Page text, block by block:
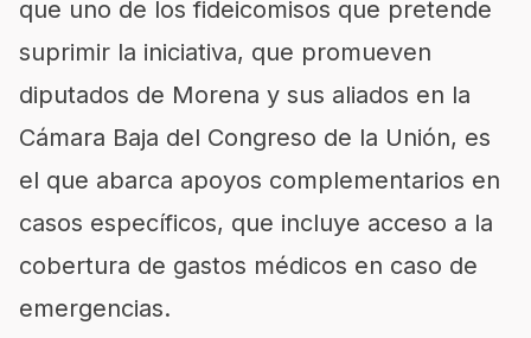
que uno de los fideicomisos que pretende
suprimir la iniciativa, que promueven
diputados de Morena y sus aliados en la
Cámara Baja del Congreso de la Unión, es
el que abarca apoyos complementarios en
casos específicos, que incluye acceso a la
cobertura de gastos médicos en caso de
emergencias.